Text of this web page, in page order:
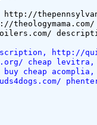
http://
cheap levitra,
cheap acomplia,